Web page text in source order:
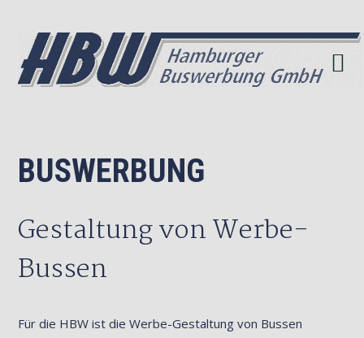
primary
navigation
content
BUSWERBUNG
Gestaltung von Werbe-
Bussen
Für die HBW ist die Werbe-Gestaltung von Bussen